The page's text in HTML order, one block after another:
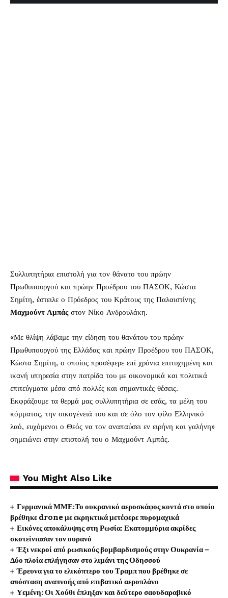
Συλλυπητήρια επιστολή για τον θάνατο του πρώην
Πρωθυπουργού και πρώην Προέδρου του ΠΑΣΟΚ, Κώστα
Σημίτη, έστειλε ο Πρόεδρος του Κράτους της Παλαιστίνης
Μαχμούντ Αμπάςστον Νίκο Ανδρουλάκη.
«Με θλίψη λάβαμε την είδηση του θανάτου του πρώην
Πρωθυπουργού της Ελλάδας και πρώην Προέδρου του ΠΑΣΟΚ,
Κώστα Σημίτη, ο οποίος προσέφερε επί χρόνια επιτυχημένη και
ικανή υπηρεσία στην πατρίδα του με οικονομικά και πολιτικά
επιτεύγματα μέσα από πολλές και σημαντικές θέσεις.
Εκφράζουμε τα θερμά μας συλλυπητήρια σε εσάς, τα μέλη του
κόμματος, την οικογένειά του και σε όλο τον φίλο Ελληνικό
λαό, ευχόμενοι ο Θεός να τον αναπαύσει εν ειρήνη και γαλήνη»
σημειώνει στην επιστολή του ο Μαχμούντ Αμπάς.
You Might Also Like
Γερμανικά ΜΜΕ:Το ουκρανικό αεροσκάφος κοντά στο οποίο
βρέθηκε drone με εκρηκτικά μετέφερε πυρομαχικά
Εικόνες αποκάλυψης στη Ρωσία: Εκατομμύρια ακρίδες
σκοτείνιασαν τον ουρανό
Έξι νεκροί από ρωσικούς βομβαρδισμούς στην Ουκρανία –
Δύο πλοία επλήγησαν στο λιμάνι της Οδησσού
Έρευνα για το ελικόπτερο του Τραμπ που βρέθηκε σε
απόσταση αναπνοής από επιβατικό αεροπλάνο
Υεμένη: Οι Χούθι έπληξαν και δεύτερο σαουδαραβικό